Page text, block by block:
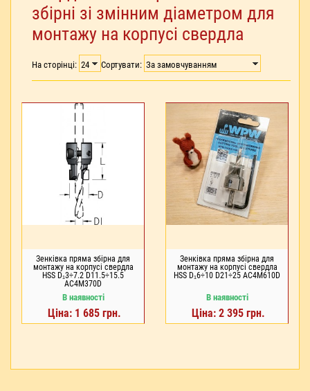
збірні зі змінним діаметром для
монтажу на корпусі свердла
На сторінці: Сортувати:
Зенківка пряма збірна для
монтажу на корпусі свердла
HSS D₁3÷7.2 D11.5÷15.5
AC4M370D
В наявності
Ціна: 1 685 грн.
Зенківка пряма збірна для
монтажу на корпусі свердла
HSS D₁6÷10 D21÷25 AC4M610D
В наявності
Ціна: 2 395 грн.